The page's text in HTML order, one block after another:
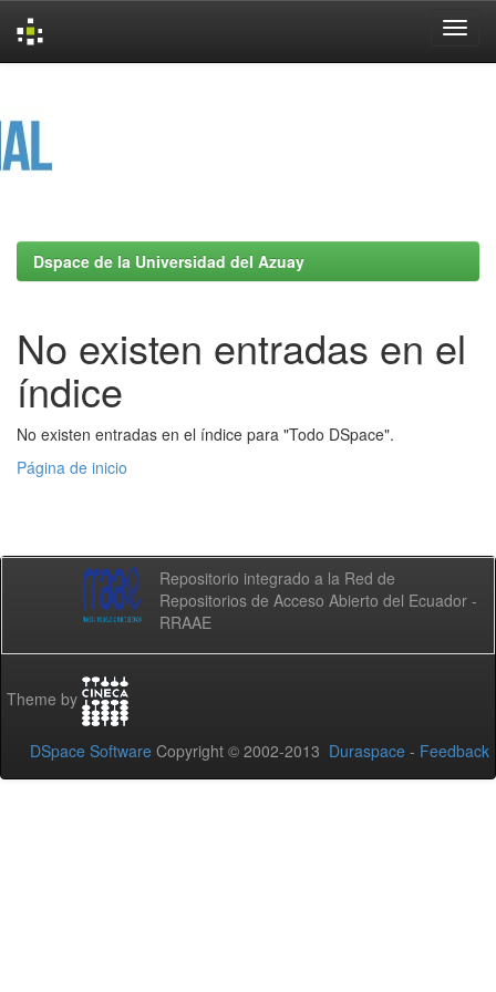
Dspace de la Universidad del Azuay
No existen entradas en el
índice
No existen entradas en el índice para "Todo DSpace".
Página de inicio
Repositorio integrado a la Red de
Repositorios de Acceso Abierto del Ecuador -
RRAAE
Theme by
DSpace Software Copyright © 2002-2013 Duraspace - Feedback